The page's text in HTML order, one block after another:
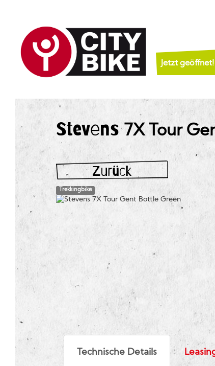
Jetzt geöffnet!
Stevens 7X Tour
Zurück
Trekkingbike
Technische Details